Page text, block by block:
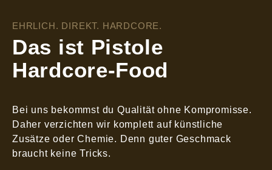
EHRLICH. DIREKT. HARDCORE.
Das ist Pistole
Hardcore-Food
Bei uns bekommst du Qualität ohne Kompromisse.
Daher verzichten wir komplett auf künstliche
Zusätze oder Chemie. Denn guter Geschmack
braucht keine Tricks.